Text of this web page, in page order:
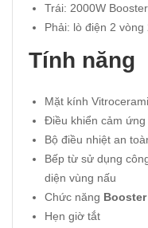
Trái: 2000W
Phải: lò điện 2 vòng
Tính năng
Mặt kính
Ðiều khiển cảm ứng
Bộ điều nhiệt an
Bếp từ sử dụng
diện vùng nấu
Chức năng Booster
Hẹn giờ tắt